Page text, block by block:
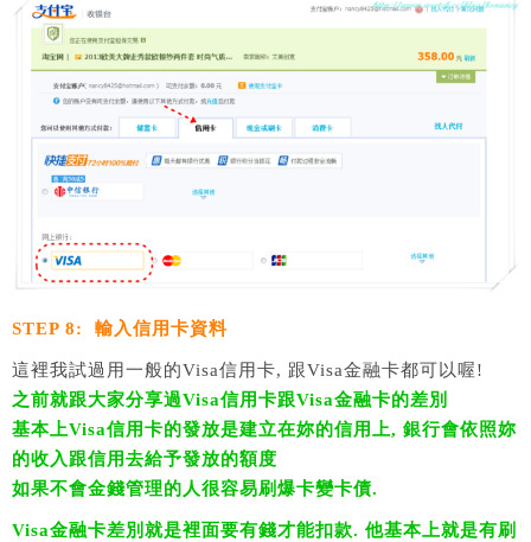
STEP 8: 輸入信用卡資料
這裡我試過用一般的Visa信用卡, 跟Visa金融卡都可以喔!
之前就跟大家分享過Visa信用卡跟Visa金融卡的差別
基本上Visa信用卡的發放是建立在妳的信用上, 銀行會依照妳
的收入跟信用去給予發放的額度
如果不會金錢管理的人很容易刷爆卡變卡債.
Visa金融卡差別就是裡面要有錢才能扣款. 他基本上就是有刷